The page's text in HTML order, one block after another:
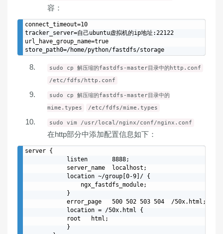
容：
connect_timeout=10
tracker_server=自己ubuntu虚拟机的ip地址:22122
url_have_group_name=true
sudo cp 解压缩的fastdfs-master目录中的http.conf
/etc/fdfs/http.conf
sudo cp 解压缩的fastdfs-master目录中的
mime.types
/etc/fdfs/mime.types
sudo vim /usr/local/nginx/conf/nginx.conf
在http部分中添加配置信息如下：
server {
            listen       8888;
            server_name  localhost;
            location ~/group[0-9]/ {
                ngx_fastdfs_module;
            }
            error_page   500 502 503 504  /50x.html;
            location = /50x.html {
            root   html;
            }